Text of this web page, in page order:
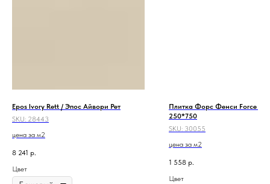
Epos Ivory Rett / Эпос Айвори Рет
SKU: 28443
цена за м2
8 241 р.
Цвет
Плитка Форс Фенси Force
250*750
SKU: 30055
цена за м2
1 558 р.
Цвет